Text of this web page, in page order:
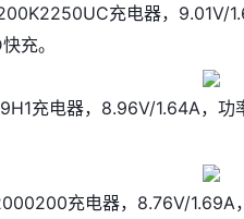
充电器，9.01V/
充。
充电器，8.96V/1.64A，
充电器，8.76V/1.69A